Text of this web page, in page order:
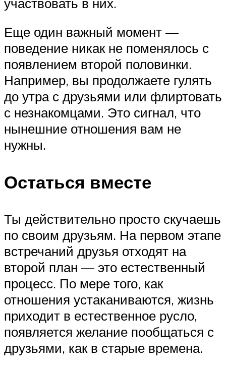
Еще один важный момент —
поведение никак не поменялось с
появлением второй половинки.
Например, вы продолжаете гулять
до утра с друзьями или флиртовать
с незнакомцами. Это сигнал, что
нынешние отношения вам не
нужны.
Остаться вместе
Ты действительно просто скучаешь
по своим друзьям. На первом этапе
встречаний друзья отходят на
второй план — это естественный
процесс. По мере того, как
отношения устаканиваются, жизнь
приходит в естественное русло,
появляется желание пообщаться с
друзьями, как в старые времена.